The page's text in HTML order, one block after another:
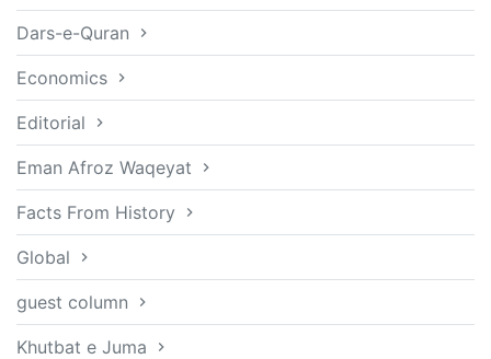
Dars-e-Quran
Economics
Editorial
Eman Afroz Waqeyat
Facts From History
Global
guest column
Khutbat e Juma